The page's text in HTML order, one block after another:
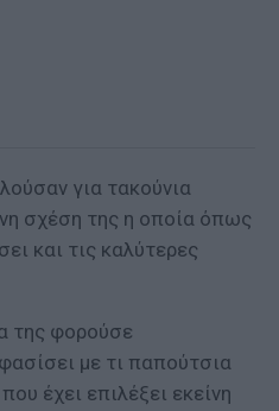
για τακούνια
σχέση της η οποία όπως
και τις καλύτερες
της φορούσε
με τι παπούτσια
έχει επιλέξει εκείνη